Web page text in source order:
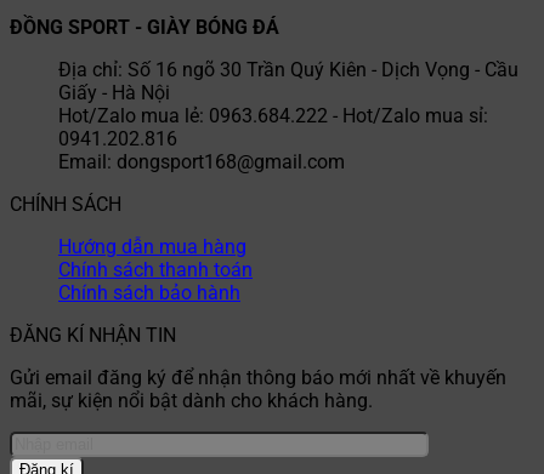
ĐỒNG SPORT - GIÀY BÓNG ĐÁ
Địa chỉ: Số 16 ngõ 30 Trần Quý Kiên - Dịch Vọng - Cầu
Giấy - Hà Nội
Hot/Zalo mua lẻ: 0963.684.222 - Hot/Zalo mua sỉ:
0941.202.816
Email: dongsport168@gmail.com
CHÍNH SÁCH
Hướng dẫn mua hàng
Chính sách thanh toán
Chính sách bảo hành
ĐĂNG KÍ NHẬN TIN
Gửi email đăng ký để nhận thông báo mới nhất về khuyến
mãi, sự kiện nổi bật dành cho khách hàng.